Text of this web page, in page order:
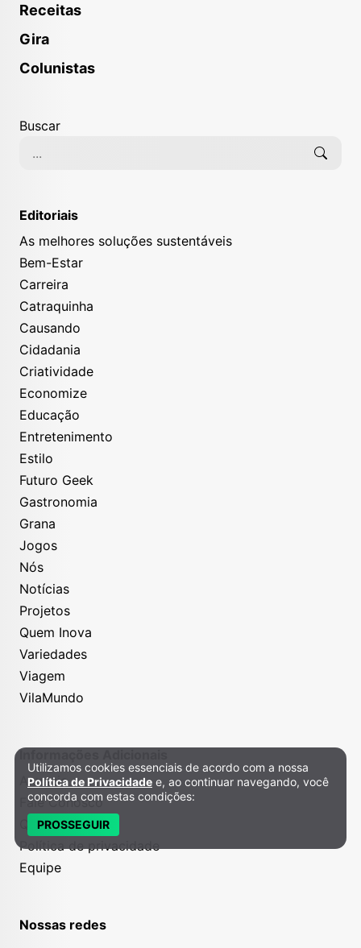
Receitas
Gira
Colunistas
Buscar
Editoriais
As melhores soluções sustentáveis
Bem-Estar
Carreira
Catraquinha
Causando
Cidadania
Criatividade
Economize
Educação
Entretenimento
Estilo
Futuro Geek
Gastronomia
Grana
Jogos
Nós
Notícias
Projetos
Quem Inova
Variedades
Viagem
VilaMundo
Informações Adicionais
Anuncie
Fale Conosco
Quem somos
Política de privacidade
Equipe
Nossas redes
Política de Privacidade e Cookies
Utilizamos cookies essenciais de acordo com a nossa
Política de Privacidade e, ao continuar navegando, você
concorda com estas condições:
PROSSEGUIR